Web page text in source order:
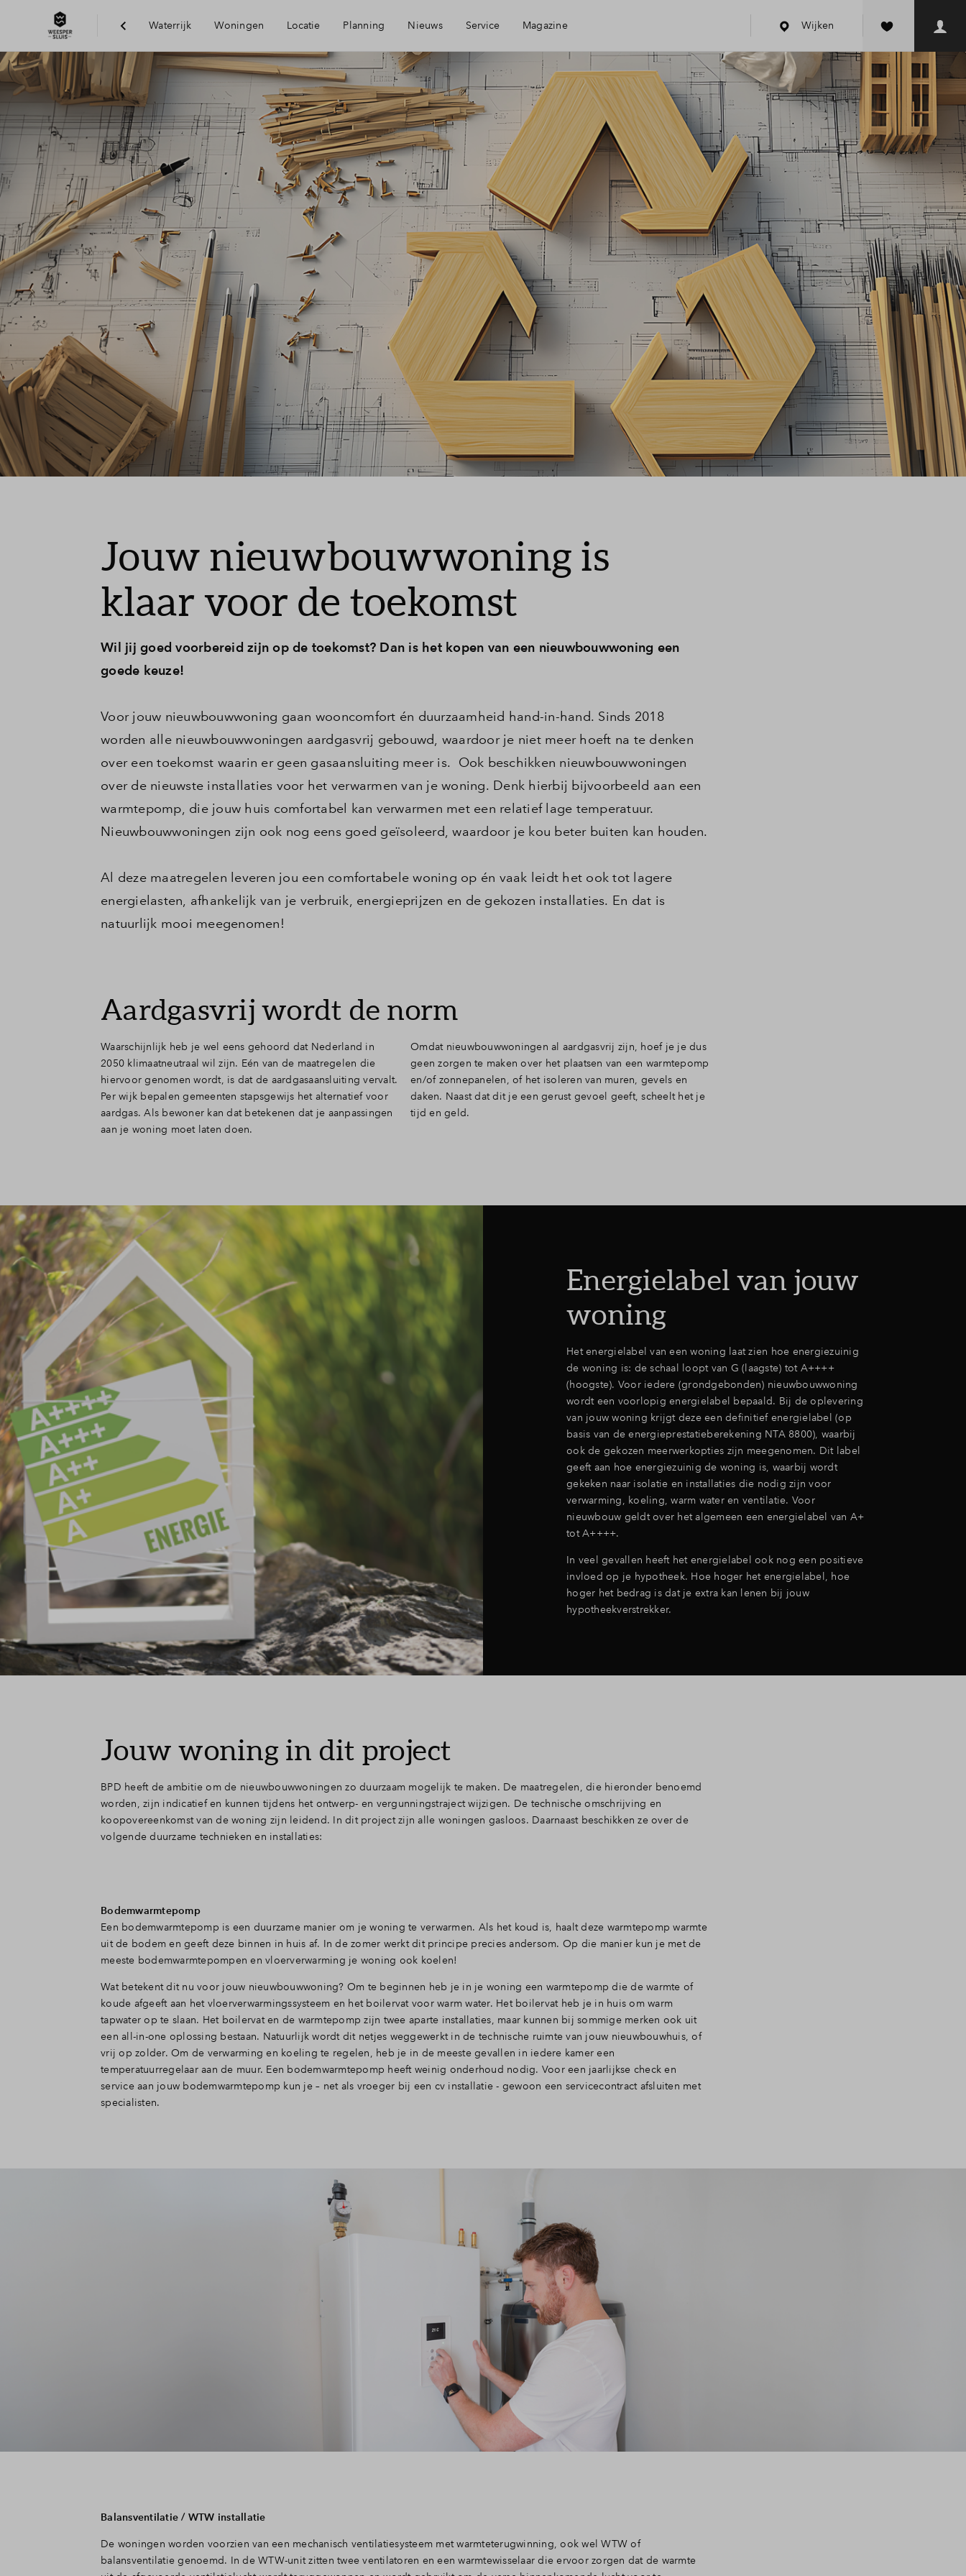
Waterrijk Woningen Locatie
Bereikbaarheid
Voorzieningen
Duurzaamheid
Planning Nieuws Service
Mijn Eigen Huis
Financiering
Financiele check
Woning kopen
Toewijzing
Leeswijzer
Veelgestelde vragen
Magazine Wijken
Jouw nieuwbouwwoning is
klaar voor de toekomst
Wil jij goed voorbereid zijn op de toekomst? Dan is het kopen van een nieuwbouwwoning een
goede keuze!
Voor jouw nieuwbouwwoning gaan wooncomfort én duurzaamheid hand-in-hand. Sinds 2018
worden alle nieuwbouwwoningen aardgasvrij gebouwd, waardoor je niet meer hoeft na te denken
over een toekomst waarin er geen gasaansluiting meer is. Ook beschikken nieuwbouwwoningen
over de nieuwste installaties voor het verwarmen van je woning. Denk hierbij bijvoorbeeld aan een
warmtepomp, die jouw huis comfortabel kan verwarmen met een relatief lage temperatuur.
Nieuwbouwwoningen zijn ook nog eens goed geïsoleerd, waardoor je kou beter buiten kan houden.
Al deze maatregelen leveren jou een comfortabele woning op én vaak leidt het ook tot lagere
energielasten, afhankelijk van je verbruik, energieprijzen en de gekozen installaties. En dat is
natuurlijk mooi meegenomen!
Aardgasvrij wordt de norm
Waarschijnlijk heb je wel eens gehoord dat Nederland in
2050 klimaatneutraal wil zijn. Eén van de maatregelen die
hiervoor genomen wordt, is dat de aardgasaansluiting vervalt.
Per wijk bepalen gemeenten stapsgewijs het alternatief voor
aardgas. Als bewoner kan dat betekenen dat je aanpassingen
aan je woning moet laten doen.
Omdat nieuwbouwwoningen al aardgasvrij zijn, hoef je je dus
geen zorgen te maken over het plaatsen van een warmtepomp
en/of zonnepanelen, of het isoleren van muren, gevels en
daken. Naast dat dit je een gerust gevoel geeft, scheelt het je
tijd en geld.
Energielabel van jouw
woning
Het energielabel van een woning laat zien hoe energiezuinig
de woning is: de schaal loopt van G (laagste) tot A++++
(hoogste). Voor iedere (grondgebonden) nieuwbouwwoning
wordt een voorlopig energielabel bepaald. Bij de oplevering
van jouw woning krijgt deze een definitief energielabel (op
basis van de energieprestatieberekening NTA 8800), waarbij
ook de gekozen meerwerkopties zijn meegenomen. Dit label
geeft aan hoe energiezuinig de woning is, waarbij wordt
gekeken naar isolatie en installaties die nodig zijn voor
verwarming, koeling, warm water en ventilatie. Voor
nieuwbouw geldt over het algemeen een energielabel van A+
tot A++++.
In veel gevallen heeft het energielabel ook nog een positieve
invloed op je hypotheek. Hoe hoger het energielabel, hoe
hoger het bedrag is dat je extra kan lenen bij jouw
hypotheekverstrekker.
Jouw woning in dit project
BPD heeft de ambitie om de nieuwbouwwoningen zo duurzaam mogelijk te maken. De maatregelen, die hieronder benoemd
worden, zijn indicatief en kunnen tijdens het ontwerp- en vergunningstraject wijzigen. De technische omschrijving en
koopovereenkomst van de woning zijn leidend. In dit project zijn alle woningen gasloos. Daarnaast beschikken ze over de
volgende duurzame technieken en installaties:
Bodemwarmtepomp
Een bodemwarmtepomp is een duurzame manier om je woning te verwarmen. Als het koud is, haalt deze warmtepomp warmte
uit de bodem en geeft deze binnen in huis af. In de zomer werkt dit principe precies andersom. Op die manier kun je met de
meeste bodemwarmtepompen en vloerverwarming je woning ook koelen!
Wat betekent dit nu voor jouw nieuwbouwwoning? Om te beginnen heb je in je woning een warmtepomp die de warmte of
koude afgeeft aan het vloerverwarmingssysteem en het boilervat voor warm water. Het boilervat heb je in huis om warm
tapwater op te slaan. Het boilervat en de warmtepomp zijn twee aparte installaties, maar kunnen bij sommige merken ook uit
een all-in-one oplossing bestaan. Natuurlijk wordt dit netjes weggewerkt in de technische ruimte van jouw nieuwbouwhuis, of
vrij op zolder. Om de verwarming en koeling te regelen, heb je in de meeste gevallen in iedere kamer een
temperatuurregelaar aan de muur. Een bodemwarmtepomp heeft weinig onderhoud nodig. Voor een jaarlijkse check en
service aan jouw bodemwarmtepomp kun je – net als vroeger bij een cv installatie - gewoon een servicecontract afsluiten met
specialisten.
Balansventilatie / WTW installatie
De woningen worden voorzien van een mechanisch ventilatiesysteem met warmteterugwinning, ook wel WTW of
balansventilatie genoemd. In de WTW-unit zitten twee ventilatoren en een warmtewisselaar die ervoor zorgen dat de warmte